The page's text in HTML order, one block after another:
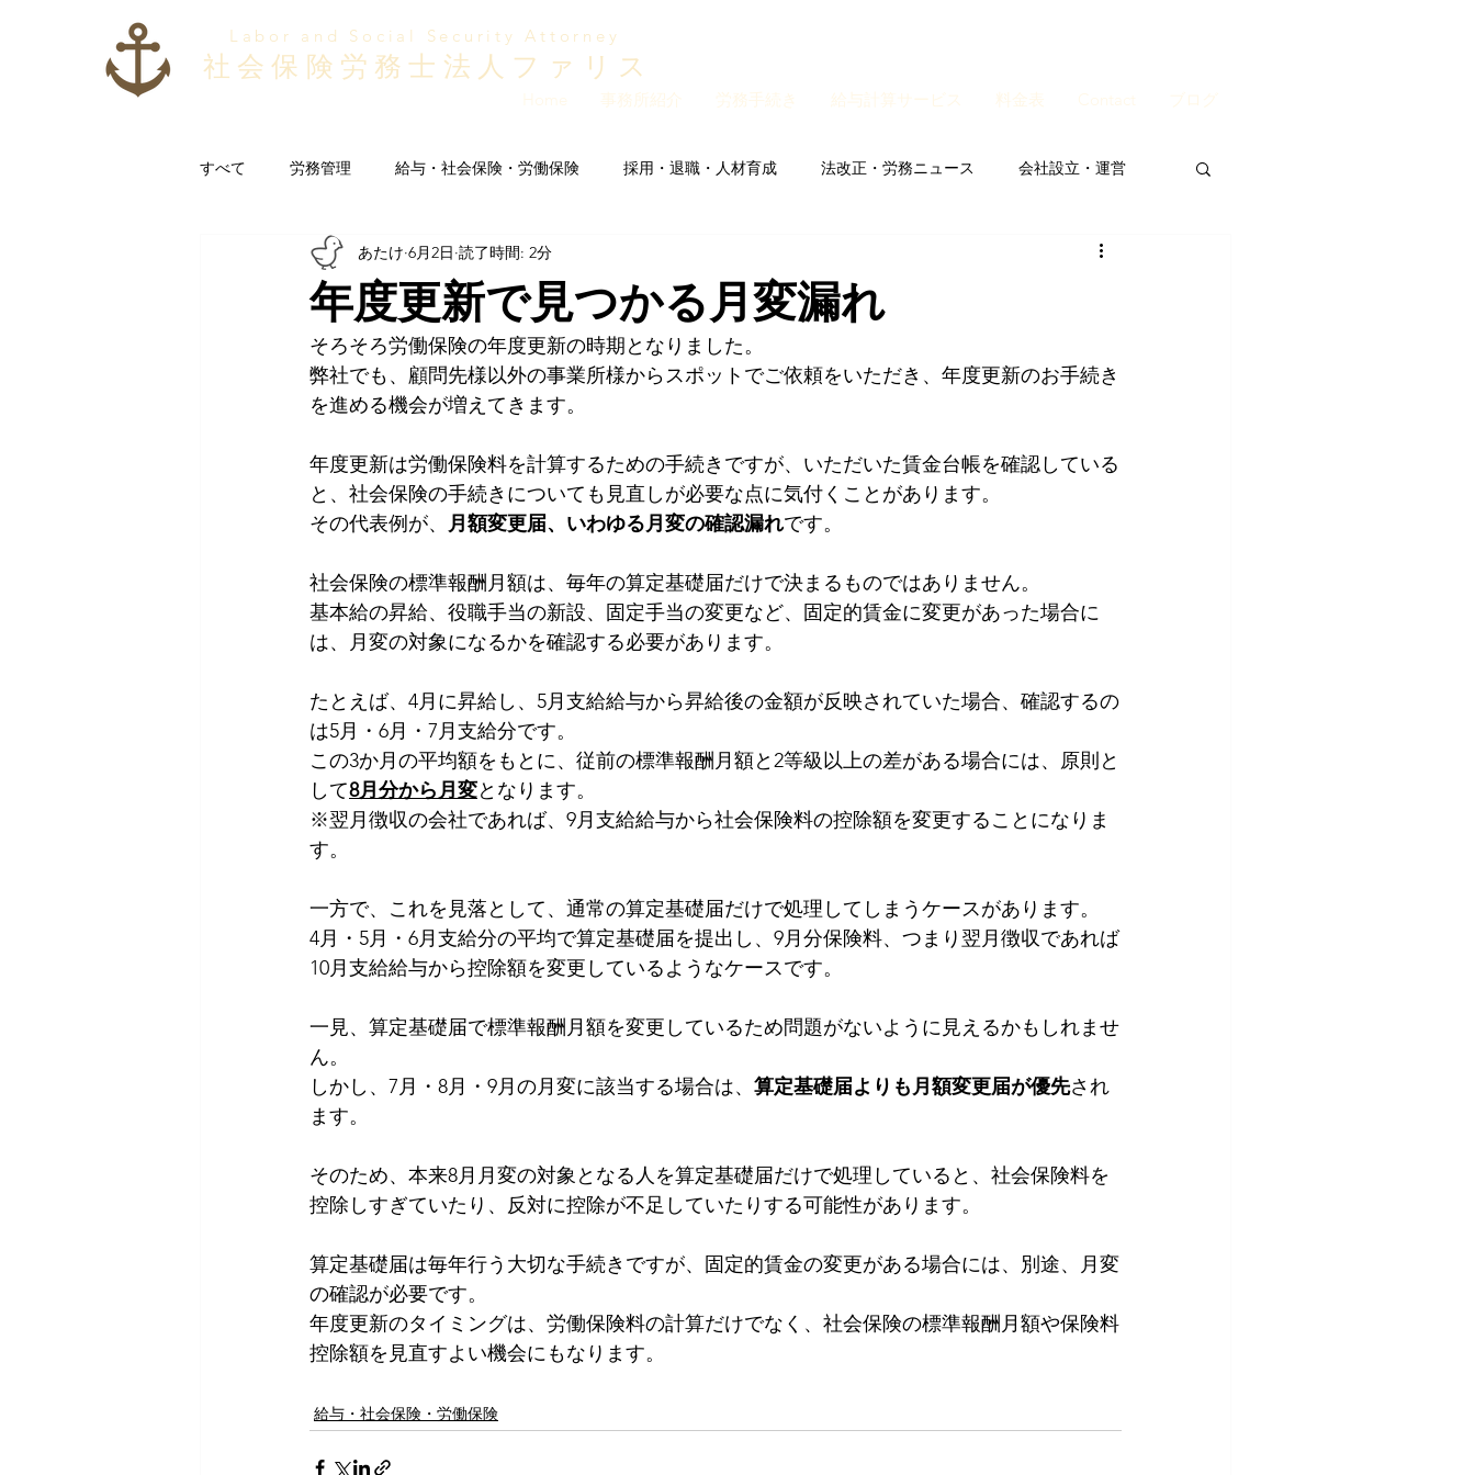
社会保険労務士法人ファリス
Labor and Social Security Attorney
Home 事務所紹介 労務手続き 給与計算サービス 料金表 Contact ブログ
すべて 労務管理 給与・社会保険・労働保険 採用・退職・人材育成 法改正・労務ニュース 会社設立・運営
福利厚生・従業員満足度 その他・お知らせ
年度更新で見つかる月変漏れ
あたけ 6月2日 読了時間: 2分
そろそろ労働保険の年度更新の時期となりました。
弊社でも、顧問先様以外の事業所様からスポットでご依頼をいただき、年度更新のお手続き
を進める機会が増えてきます。
年度更新は労働保険料を計算するための手続きですが、いただいた賃金台帳を確認している
と、社会保険の手続きについても見直しが必要な点に気付くことがあります。
その代表例が、 月額変更届、いわゆる月変の確認漏れです。
社会保険の標準報酬月額は、毎年の算定基礎届だけで決まるものではありません。
基本給の昇給、役職手当の新設、固定手当の変更など、固定的賃金に変更があった場合に
は、月変の対象になるかを確認する必要があります。
たとえば、4月に昇給し、5月支給給与から昇給後の金額が反映されていた場合、確認するの
は5月・6月・7月支給分です。
この3か月の平均額をもとに、従前の標準報酬月額と2等級以上の差がある場合には、原則と
して8月分から月変となります。
※翌月徴収の会社であれば、9月支給給与から社会保険料の控除額を変更することになりま
す。
一方で、これを見落として、通常の算定基礎届だけで処理してしまうケースがあります。
4月・5月・6月支給分の平均で算定基礎届を提出し、9月分保険料、つまり翌月徴収であれば
10月支給給与から控除額を変更しているようなケースです。
一見、算定基礎届で標準報酬月額を変更しているため問題がないように見えるかもしれませ
ん。
しかし、7月・8月・9月の月変に該当する場合は、 算定基礎届よりも月額変更届が優先され
ます。
そのため、本来8月月変の対象となる人を算定基礎届だけで処理していると、社会保険料を
控除しすぎていたり、反対に控除が不足していたりする可能性があります。
算定基礎届は毎年行う大切な手続きですが、固定的賃金の変更がある場合には、別途、月変
の確認が必要です。
年度更新のタイミングは、労働保険料の計算だけでなく、社会保険の標準報酬月額や保険料
控除額を見直すよい機会にもなります。
給与・社会保険・労働保険